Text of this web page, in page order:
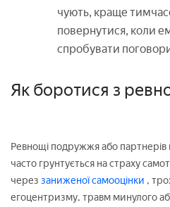
чують, краще
повернутися, коли
спробувати
Як боротися з
Ревнощі подружжя або
часто грунтується на страху
через заниженої самооцінки ,
егоцентризму, травм минулого